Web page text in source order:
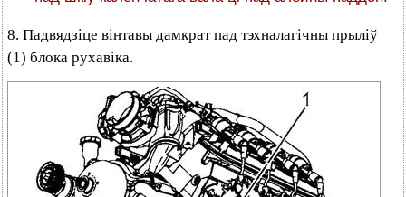
8. Падвядзіце вінтавы дамкрат пад тэхналагічны прыліў
(1) блока рухавіка.